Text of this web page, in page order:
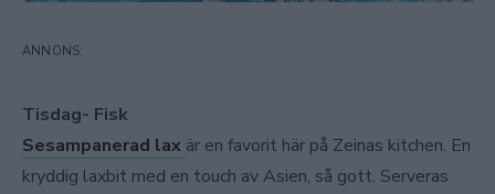
Tisdag- Fisk
Sesampanerad lax är en favorit här på Zeinas kitchen. En
kryddig laxbit med en touch av Asien, så gott. Serveras